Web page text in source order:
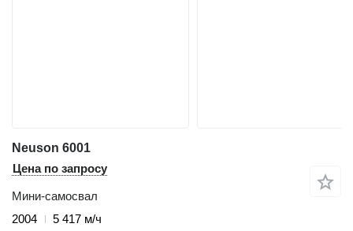
Neuson 6001
Цена по запросу
Мини-самосвал
2004
5 417 м/ч